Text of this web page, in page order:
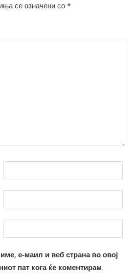
се означени со *
е-маил и веб страна во овој
пат кога ќе коментирам.